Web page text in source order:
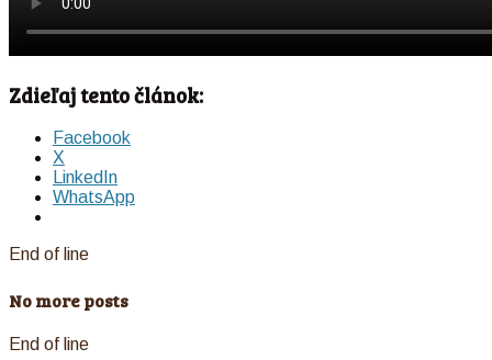
Zdieľaj tento článok:
Facebook
X
LinkedIn
WhatsApp
End of line
No more posts
End of line